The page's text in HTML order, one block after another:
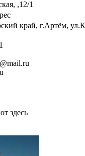
,12/1
край, г.Артём,
здесь